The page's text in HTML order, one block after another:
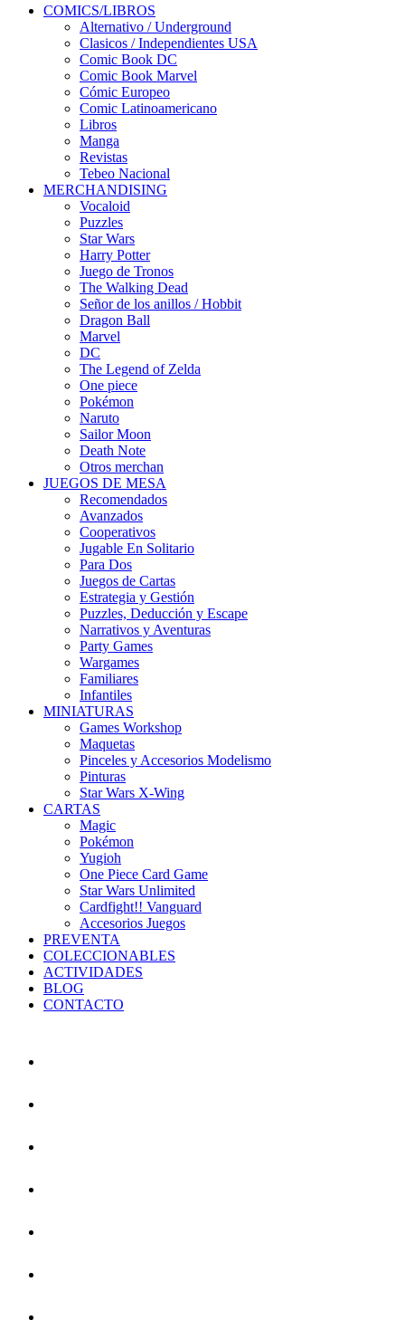
COMICS/LIBROS
Alternativo / Underground
Clasicos / Independientes USA
Comic Book DC
Comic Book Marvel
Cómic Europeo
Comic Latinoamericano
Libros
Manga
Revistas
Tebeo Nacional
MERCHANDISING
Vocaloid
Puzzles
Star Wars
Harry Potter
Juego de Tronos
The Walking Dead
Señor de los anillos / Hobbit
Dragon Ball
Marvel
DC
The Legend of Zelda
One piece
Pokémon
Naruto
Sailor Moon
Death Note
Otros merchan
JUEGOS DE MESA
Recomendados
Avanzados
Cooperativos
Jugable En Solitario
Para Dos
Juegos de Cartas
Estrategia y Gestión
Puzzles, Deducción y Escape
Narrativos y Aventuras
Party Games
Wargames
Familiares
Infantiles
MINIATURAS
Games Workshop
Maquetas
Pinceles y Accesorios Modelismo
Pinturas
Star Wars X-Wing
CARTAS
Magic
Pokémon
Yugioh
One Piece Card Game
Star Wars Unlimited
Cardfight!! Vanguard
Accesorios Juegos
PREVENTA
COLECCIONABLES
ACTIVIDADES
BLOG
CONTACTO